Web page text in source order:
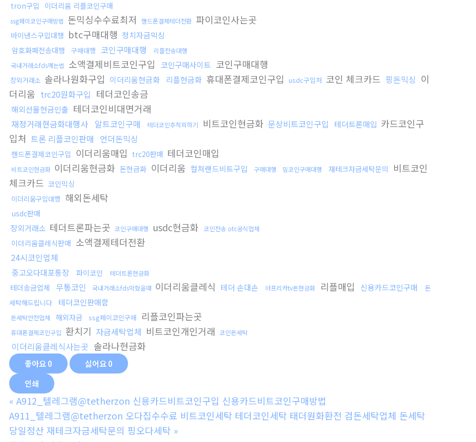
tron구입 이더리움 리플코인구매
ssg페이코인구매방법 돈믹싱수수료최저 핸드폰결제테더전환 파이코인사는곳
바이낸스구입대행 btc구매대행 정치자금믹싱
암호화폐전송대행 구매대행 코인구매대행
리플전송대행
국내거래소fds깨는법
소액결제비트코인구입 코인구매사이트 코인구매대행
장외거래소 솔라나원화구입 이더리움현금화 리플현금화 휴대폰결제코인구입 usdc구입처 코인 체크카드 핑돈믹싱 이
더리움 trc20원화구입 테더코인송금
해외선물현금인출 테더코인비대면거래
재정거래현금화대행사 알트코인구매 테더코인추척피하기 비트코인현금화 문상비트코인구입 테더트론매입 카드코인구
입처 트론 리플코인판매 언더돈믹싱
핸드폰결제코인구입 이더리움매입 trc20판매 테더코인매입
비트코인현금화 이더리움현금화 돈현금화 이더리움 컬쳐랜드비트구입 구매대행 밈코인구매대행 재테크자금세탁문의
비트코인
체크카드 코인믹싱
이더리움구입대행 해외돈세탁
usdc판매
장외거래소 테더트론파는곳 코인구매대행 usdc현금화 코인전송 otc공식업체
이더리움클레식판매 소액결제테더전환
24시코인업체
중고오다대포통장 파이코인 테더트론현금화
테더송금업체 무통코인 국내거래소fds막혔을때 이더리움클레식 테더 손대손 아프리카tv돈현금화 리플매입 신용카드코인구매
돈
세탁해드립니다
테더코인판매함
돈세탁안전업체 해외자금 ssg페이코인구매 리플코인파는곳
휴대폰결제코인구입 환치기 자금세탁업체 비트코인개인거래 코인돈세탁
이더리움클레식사는곳 솔라나현금화
좋아요0 싫어요0
인쇄
« A912_텔레그램@tetherzon 신용카드비트코인구입 신용카드비트코인구매방법
A911_텔레그램@tetherzon 오다집수수료 비트코인세탁 테더코인세탁 태더원화환전 검돈세탁업체 돈세탁
당일정산 재테크자금세탁문의 핑오다세탁 »